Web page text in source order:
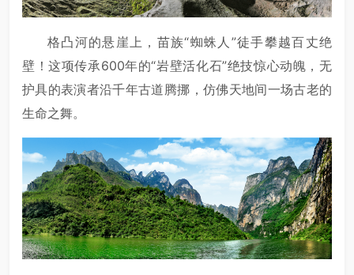
格凸河的悬崖上，苗族“蜘蛛人”徒手攀越百丈绝
壁！这项传承600年的“岩壁活化石”绝技惊心动魄，无
护具的表演者沿千年古道腾挪，仿佛天地间一场古老的
生命之舞。